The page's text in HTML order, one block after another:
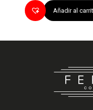
Añadir al